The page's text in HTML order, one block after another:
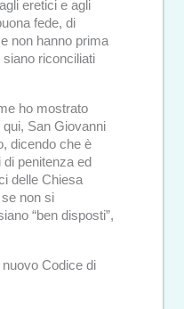
eretici e agli
fede, di
non hanno prima
siano riconciliati
ho mostrato
San Giovanni
dicendo che è
penitenza ed
delle Chiesa
non si
“ben disposti”,
Codice di